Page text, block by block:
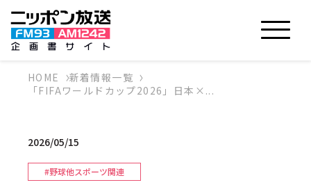
HOME
新着情報一覧
「FIFAワールドカップ2026」日本×...
2026/05/15
#野球他スポーツ関連